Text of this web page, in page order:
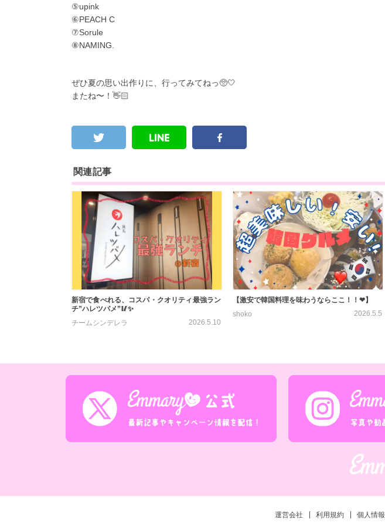
⑤upink
⑥PEACH C
⑦Sorule
⑧NAMING.
ぜひ夏の思い出作りに、行ってみてねっ🥺🤍
またね〜！👋🏻
関連記事
新宿で食べれる、コスパ・クオリティ最強ラン
チ”ハレツバメ”🥢✨
チームシンデレラ
2026.5.10
【激安で韓国料理を味わうならここ！！❤】
shoko
2026.5.5
運営会社 利用規約 個人情